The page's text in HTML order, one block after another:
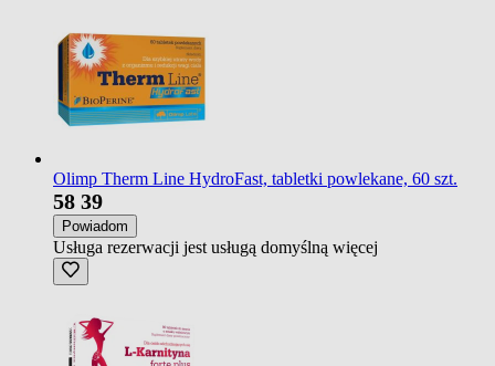
Olimp Therm Line HydroFast, tabletki powlekane, 60 szt.
58 39
Powiadom
Usługa rezerwacji jest usługą domyślną więcej